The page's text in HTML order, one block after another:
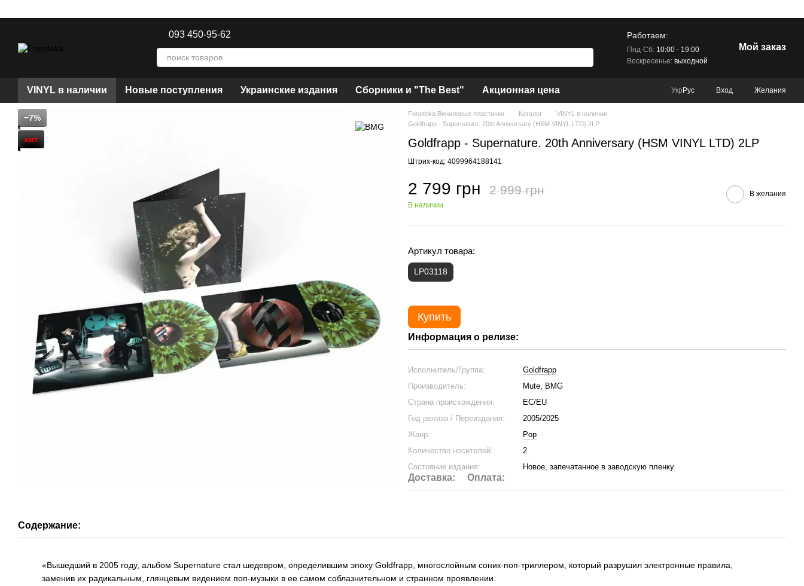
093 450-95-62 Работаем:
Пнд-Сб:10:00 - 19:00
Воскресенье:выходной
Мой заказ
VINYL в наличии Новые поступления Украинские издания Сборники и "The Best" Акционная цена Укр Рус Вход Желания
−7%
хит
Fonoteka Виниловые пластинки Каталог
VINYL в наличии
Goldfrapp - Supernature. 20th Anniversary (HSM VINYL LTD) 2LP
Goldfrapp - Supernature. 20th Anniversary (HSM VINYL LTD) 2LP
Штрих-код: 4099964188141
2 799 грн 2 999 грн
В наличии
В желания
Артикул товара:
LP03118
Купить
Информация о релизе:
Исполнитель/Группа:
Goldfrapp
Производитель:
Mute, BMG
Страна происхождения:
ЕС/EU
Год релиза / Переиздания:
2005/2025
Жанр:
Pop
Количество носителей:
2
Состояние издания:
Новое, запечатанное в заводскую пленку
Доставка: Оплата:
Содержание:
«Вышедший в 2005 году, альбом Supernature стал шедевром, определившим эпоху Goldfrapp, многослойным соник-поп-триллером, который разрушил электронные правила,
заменив их радикальным, глянцевым видением поп-музыки в ее самом соблазнительном и странном проявлении.